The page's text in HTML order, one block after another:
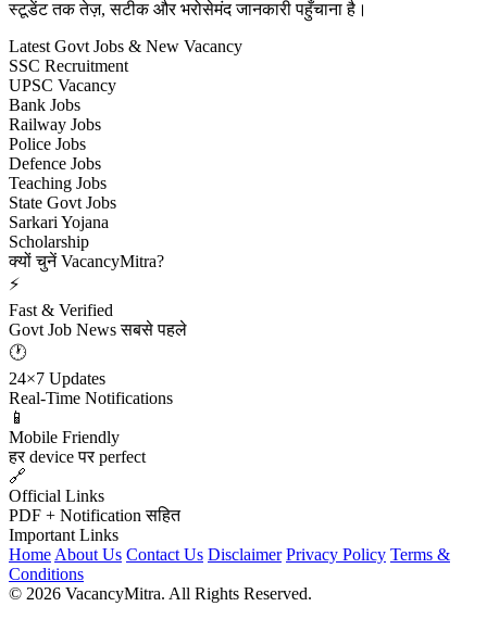
स्टूडेंट तक तेज़, सटीक और भरोसेमंद जानकारी पहुँचाना है।
Latest Govt Jobs & New Vacancy
SSC Recruitment
UPSC Vacancy
Bank Jobs
Railway Jobs
Police Jobs
Defence Jobs
Teaching Jobs
State Govt Jobs
Sarkari Yojana
Scholarship
क्यों चुनें VacancyMitra?
⚡
Fast & Verified
Govt Job News सबसे पहले
🕐
24×7 Updates
Real-Time Notifications
📱
Mobile Friendly
हर device पर perfect
🔗
Official Links
PDF + Notification सहित
Important Links
Home About Us Contact Us Disclaimer Privacy Policy Terms &
Conditions
© 2026 VacancyMitra. All Rights Reserved.